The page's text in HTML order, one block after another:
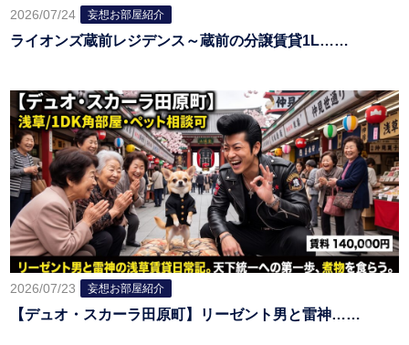
2026/07/24 妄想お部屋紹介
ライオンズ蔵前レジデンス～蔵前の分譲賃貸1L……
2026/07/23 妄想お部屋紹介
【デュオ・スカーラ田原町】リーゼント男と雷神……